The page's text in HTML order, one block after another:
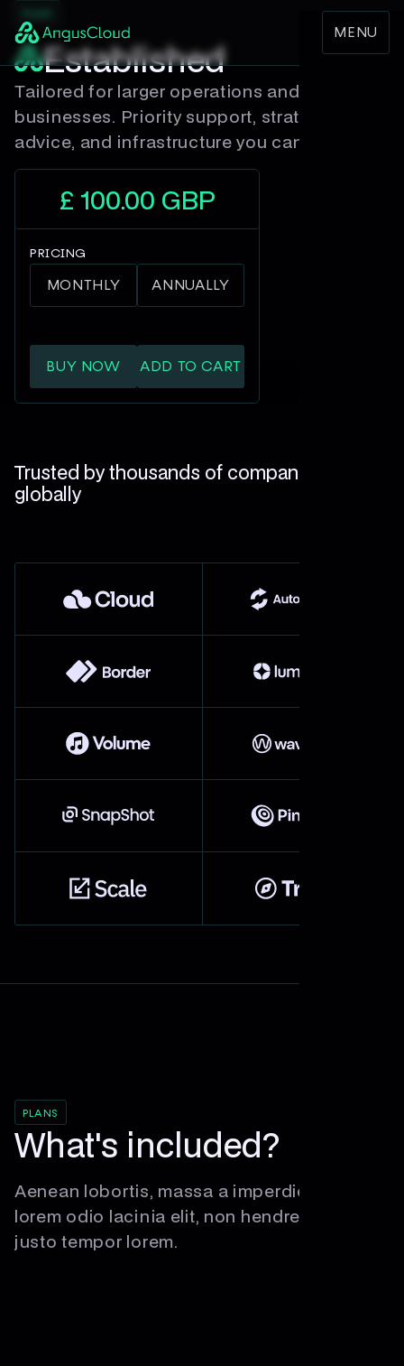
MENU
Established
Tailored for larger operations and mature
businesses. Priority support, strategic
advice, and infrastructure you can count on.
£ 100.00 GBP
PRICING
MONTHLY ANNUALLY
ADD TO CART
Trusted by thousands of companies
globally
PLANS
What's included?
Aenean lobortis, massa a imperdiet iaculis,
lorem odio lacinia elit, non hendrerit ligula
justo tempor lorem.